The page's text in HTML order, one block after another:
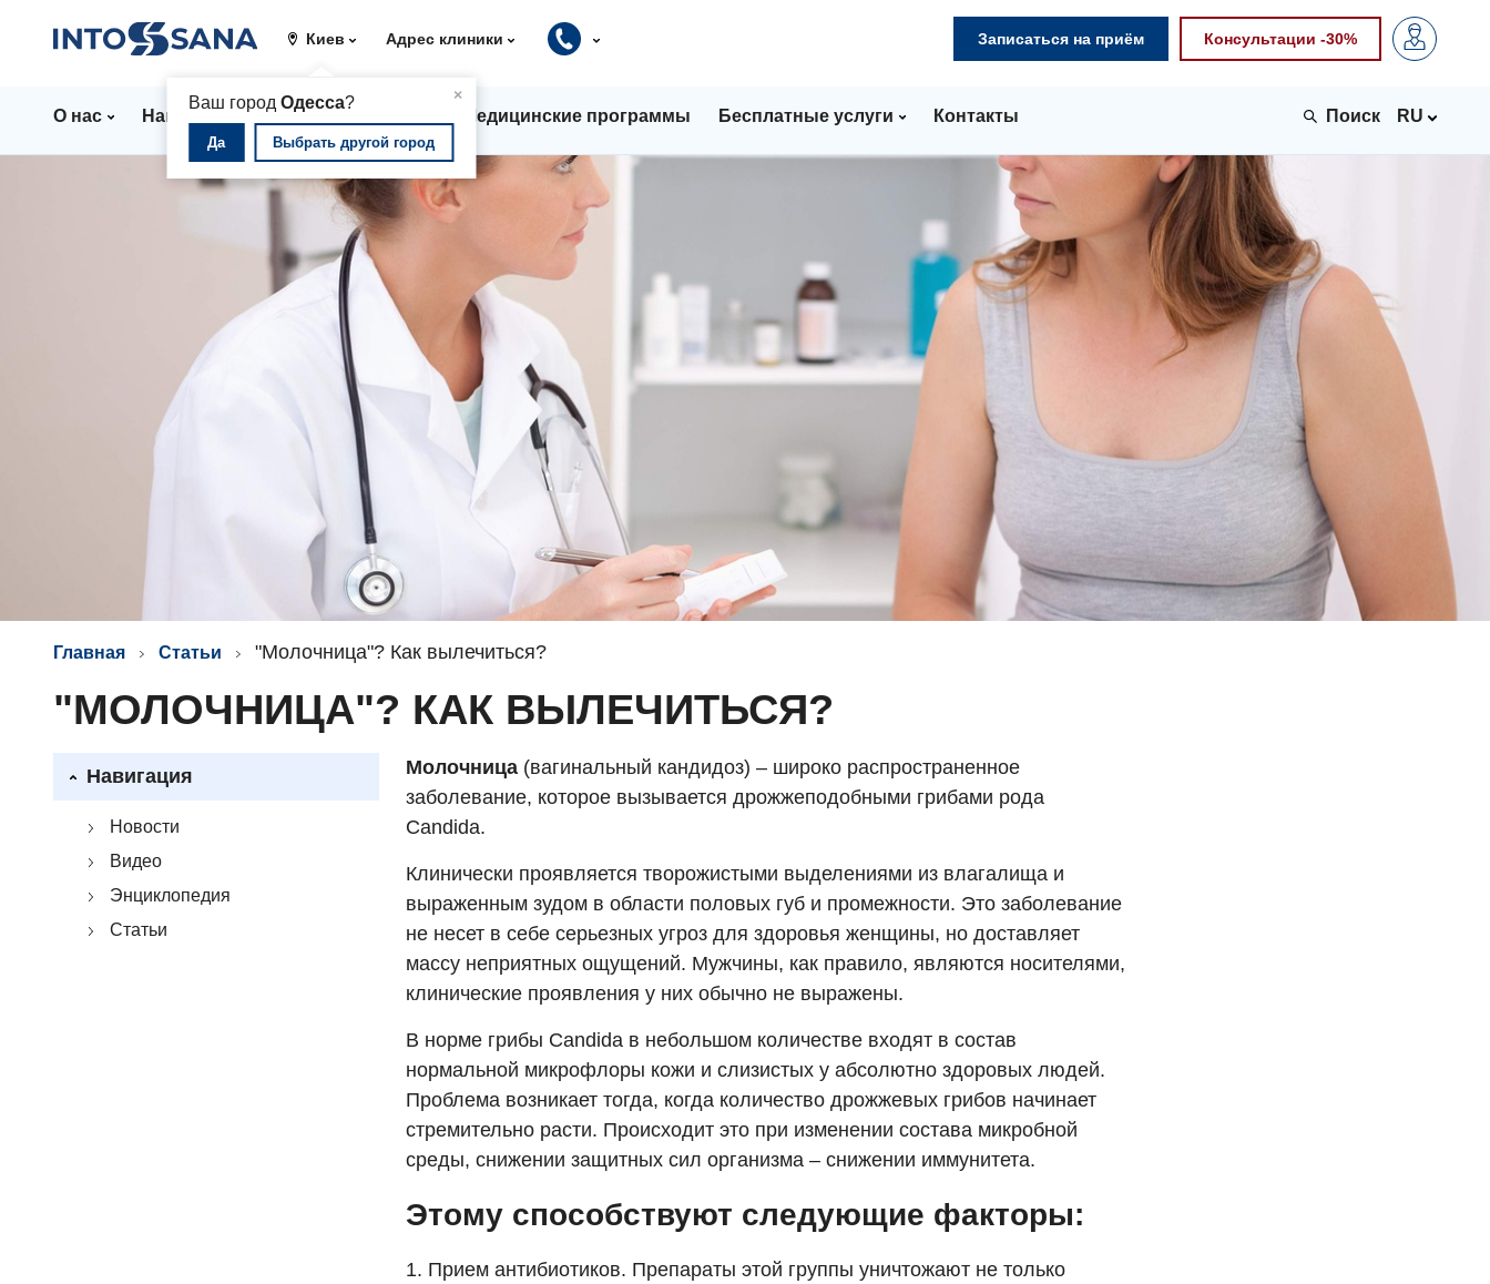
Киев
×
Ваш городОдесса?
Да Выбрать другой город
Адрес клиники Записаться на приём Консультации -30%
О нас Направления Цены Медицинские программы Бесплатные услуги Контакты RU
Главная Статьи "Молочница"? Как вылечиться?
"МОЛОЧНИЦА"? КАК ВЫЛЕЧИТЬСЯ?
Навигация
Новости
Видео
Энциклопедия
Статьи
Молочница (вагинальный кандидоз) – широко распространенное
заболевание, которое вызывается дрожжеподобными грибами рода
Candida.
Клинически проявляется творожистыми выделениями из влагалища и
выраженным зудом в области половых губ и промежности. Это заболевание
не несет в себе серьезных угроз для здоровья женщины, но доставляет
массу неприятных ощущений. Мужчины, как правило, являются носителями,
клинические проявления у них обычно не выражены.
В норме грибы Candida в небольшом количестве входят в состав
нормальной микрофлоры кожи и слизистых у абсолютно здоровых людей.
Проблема возникает тогда, когда количество дрожжевых грибов начинает
стремительно расти. Происходит это при изменении состава микробной
среды, снижении защитных сил организма – снижении иммунитета.
Этому способствуют следующие факторы:
1. Прием антибиотиков. Препараты этой группы уничтожают не только